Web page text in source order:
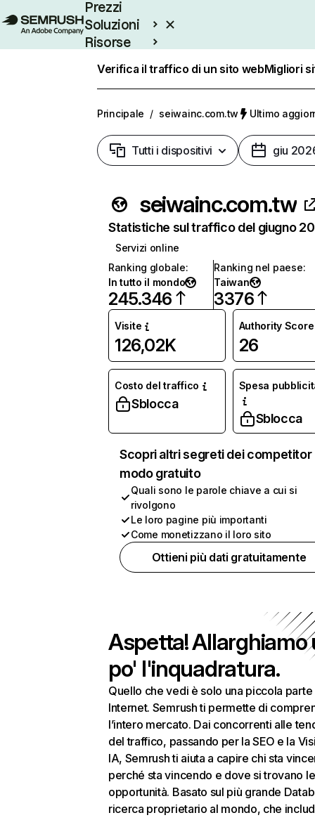
Prezzi
Soluzioni
Risorse
Verifica il traffico di un sito webMigliori
Principale / seiwainc.com.tw Ultimo
Tutti i dispositivi giu
seiwainc.com.tw
Statistiche sul traffico del giugno
Servizi online
Ranking globale:
In tutto il mondo
245.346
Ranking nel paese:
Taiwan
3376
Visite
126,02K
Authority Score
26
Costo del traffico
Sblocca
Spesa
Sblocca
Scopri altri segreti dei competitor
modo gratuito
Quali sono le parole chiave a cui si
rivolgono
Le loro pagine più importanti
Come monetizzano il loro sito
Ottieni più dati gratuitamente
Aspetta! Allarghiamo
po' l'inquadratura.
Quello che vedi è solo una piccola parte
Internet. Semrush ti permette di
l’intero mercato. Dai concorrenti alle
del traffico, passando per la SEO e la
IA, Semrush ti aiuta a capire chi sta
perché sta vincendo e dove si trovano
opportunità. Basato sul più grande
ricerca proprietario al mondo, che